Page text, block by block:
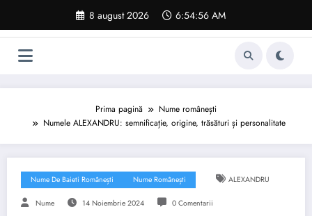
conținut
8 august 2026 6:54:57 AM
Prima pagină
Nume românești
Numele ALEXANDRU: semnificație, origine, trăsături și personalitate
Nume De Baieti Românești Nume Românești ALEXANDRU
Nume 14 Noiembrie 2024 0 Comentarii